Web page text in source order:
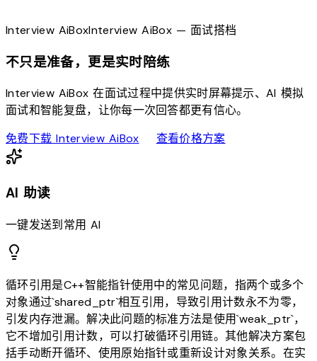
Interview AiBoxInterviewAiBox— 面试搭档
不只是准备，更是实时陪练
Interview AiBox 在面试过程中提供实时屏幕提示、AI 模拟
面试和智能复盘，让你每一次回答都更有信心。
免费下载 Interview AiBoxdownload查看价格方案sell
AI 助读
一键发送到常用 AI
循环引用是C++智能指针使用中的常见问题，指两个或多个
对象通过`shared_ptr`相互引用，导致引用计数永不为零，
引发内存泄漏。解决此问题的标准方法是使用`weak_ptr`，
它不增加引用计数，可以打破循环引用链。其他解决方案包
括手动断开循环、使用原始指针或重新设计对象关系。在实